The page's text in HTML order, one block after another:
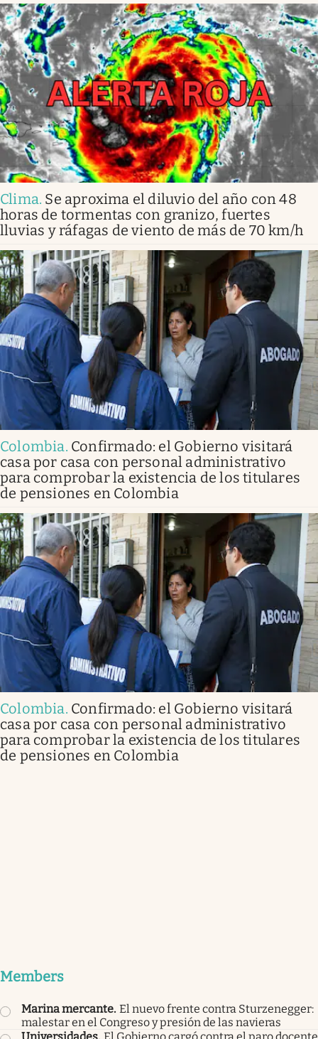
Clima. Se aproxima el diluvio del año con 48
horas de tormentas con granizo, fuertes
lluvias y ráfagas de viento de más de 70 km/h
Colombia. Confirmado: el Gobierno visitará
casa por casa con personal administrativo
para comprobar la existencia de los titulares
de pensiones en Colombia
Colombia. Confirmado: el Gobierno visitará
casa por casa con personal administrativo
para comprobar la existencia de los titulares
de pensiones en Colombia
Members
Marina mercante. El nuevo frente contra Sturzenegger:
malestar en el Congreso y presión de las navieras